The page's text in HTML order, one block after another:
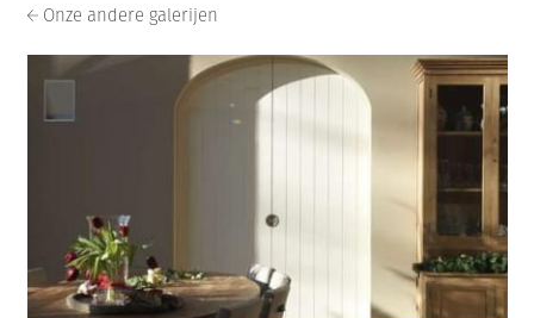
Onze andere galerijen